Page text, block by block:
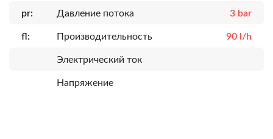
pr: Давление потока 3 bar
fl: Производительность 90 l/h
Электрический ток
Напряжение